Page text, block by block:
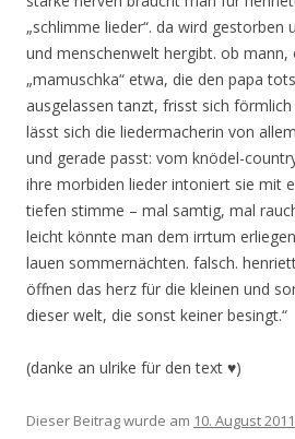
„schlimme lieder“. da wird
und menschenwelt hergibt. ob
„mamuschka“ etwa, die den papa
ausgelassen tanzt, frisst sich
lässt sich die liedermacherin von
und gerade passt: vom knödel-
ihre morbiden lieder intoniert sie mit
tiefen stimme ­– mal samtig, mal
leicht könnte man dem irrtum
lauen sommernächten. falsch.
öffnen das herz für die kleinen und
dieser welt, die sonst keiner besingt.“
(danke an ulrike für den text ♥)
Dieser Beitrag wurde am 10. August 2011